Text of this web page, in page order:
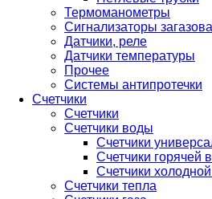
Термоманометры
Сигнализаторы
Датчики, реле
Датчики температуры
Прочее
Системы антипротечки
Счетчики
Счетчики
Счетчики воды
Счетчики
Счетчики горячей
Счетчики
Счетчики тепла